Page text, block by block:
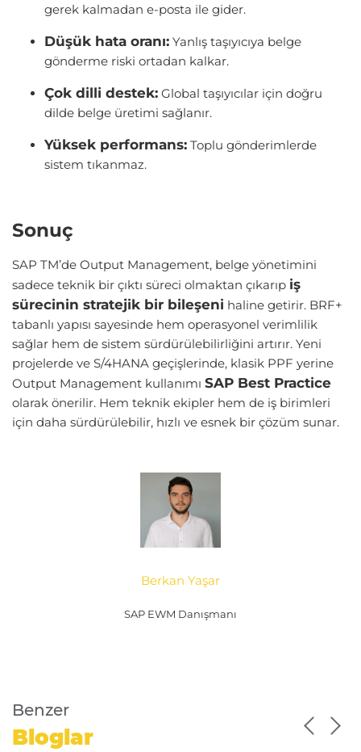
gerek kalmadan e-posta ile gider.
Düşük hata oranı: Yanlış taşıyıcıya belge
gönderme riski ortadan kalkar.
Çok dilli destek: Global taşıyıcılar için doğru
dilde belge üretimi sağlanır.
Yüksek performans: Toplu gönderimlerde
sistem tıkanmaz.
Sonuç
SAP TM’de Output Management, belge yönetimini
sadece teknik bir çıktı süreci olmaktan çıkarıp iş
sürecinin stratejik bir bileşeni haline getirir. BRF+
tabanlı yapısı sayesinde hem operasyonel verimlilik
sağlar hem de sistem sürdürülebilirliğini artırır. Yeni
projelerde ve S/4HANA geçişlerinde, klasik PPF yerine
Output Management kullanımı SAP Best Practice
olarak önerilir. Hem teknik ekipler hem de iş birimleri
için daha sürdürülebilir, hızlı ve esnek bir çözüm sunar.
Berkan Yaşar
SAP EWM Danışmanı
Benzer
Bloglar